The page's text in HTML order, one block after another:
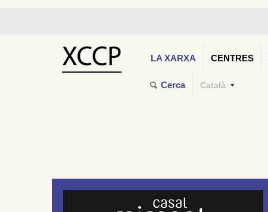
LA XARXA CENTRES
Cerca Català